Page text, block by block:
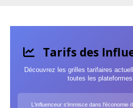
Tarifs des
Découvrez les grilles tarifaires
toutes les
L'influenceur s'immisce dans l'économie